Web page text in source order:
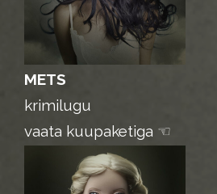
METS
krimilugu
vaata kuupaketiga ☜